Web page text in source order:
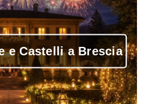
e Castelli a Brescia